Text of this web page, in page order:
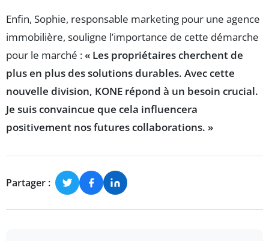
Enfin, Sophie, responsable marketing pour une agence
immobilière, souligne l’importance de cette démarche
pour le marché :« Les propriétaires cherchent de
plus en plus des solutions durables. Avec cette
nouvelle division, KONE répond à un besoin crucial.
Je suis convaincue que cela influencera
positivement nos futures collaborations. »
Partager :